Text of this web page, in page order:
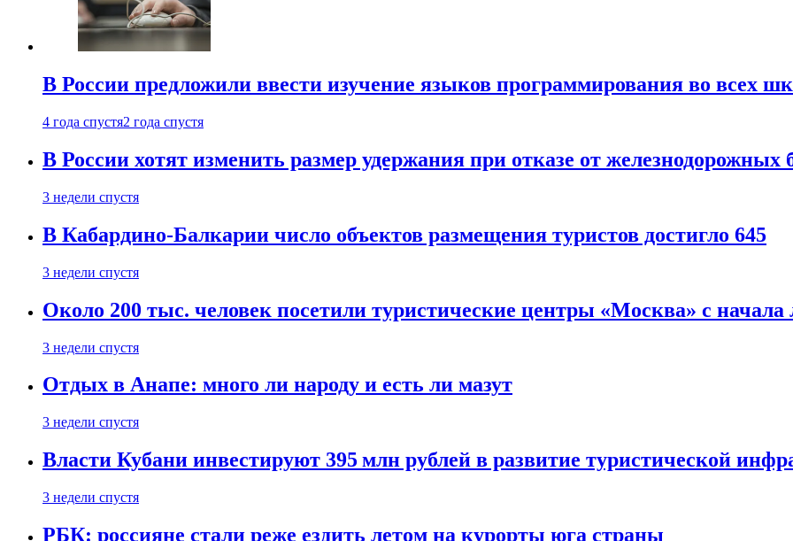
В России предложили ввести изучение языков программирования во всех
4 года спустя2 года спустя
В России хотят изменить размер удержания при отказе от железнодорожных
3 недели спустя
В Кабардино-Балкарии число объектов размещения туристов достигло 645
3 недели спустя
Около 200 тыс. человек посетили туристические центры «Москва» с начала
3 недели спустя
Отдых в Анапе: много ли народу и есть ли мазут
3 недели спустя
Власти Кубани инвестируют 395 млн рублей в развитие туристической
3 недели спустя
РБК: россияне стали реже ездить летом на курорты юга страны